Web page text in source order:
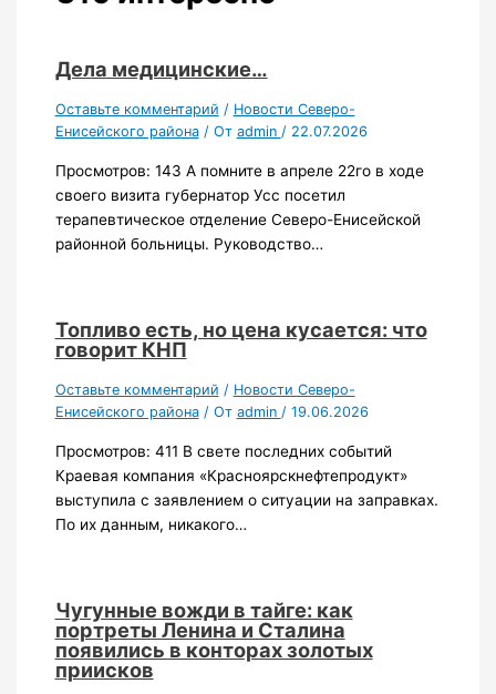
Дела медицинские…
Оставьте комментарий / Новости Северо-
Енисейского района/ От admin / 22.07.2026
Просмотров: 143 А помните в апреле 22го в ходе
своего визита губернатор Усс посетил
терапевтическое отделение Северо-Енисейской
районной больницы. Руководство…
Топливо есть, но цена кусается: что
говорит КНП
Оставьте комментарий / Новости Северо-
Енисейского района/ От admin / 19.06.2026
Просмотров: 411 В свете последних событий
Краевая компания «Красноярскнефтепродукт»
выступила с заявлением о ситуации на заправках.
По их данным, никакого…
Чугунные вожди в тайге: как
портреты Ленина и Сталина
появились в конторах золотых
приисков